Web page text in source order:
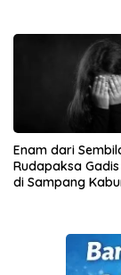
Enam dari
Rudapaksa Gadis
di Sampang